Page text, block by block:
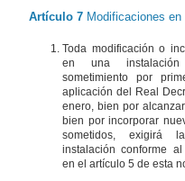
Artículo 7 Modificaciones en
Toda modificación o
en una
sometimiento por
aplicación del Real
enero, bien por
bien por incorporar
sometidos, exigirá
instalación conforme
en el artículo 5 de esta